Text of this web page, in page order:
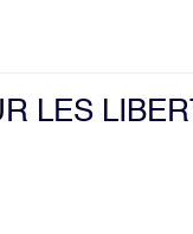
LES